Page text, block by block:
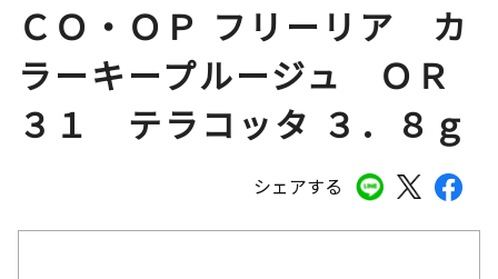
シェアする
ＣＯ・ＯＰ フリーリア カ
ラーキープルージュ ＯＲ
３１ テラコッタ ３．８ｇ